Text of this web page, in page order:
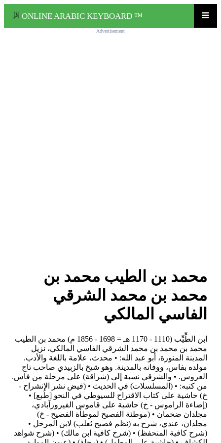
ONLINE ARABIC KEYBOARD ™
Advertisement
محمد بن الطيب محمد بن
محمد بن محمد الشرقي
الفاسي المالكي
ابن الطِّيِّب (1110 - 1170 هـ = 1698 - 1856 م) محمد بن الطيب
محمد بن محمد بن محمد الشرقي الفاسي المالكي، نزيل
المدينة المنورة، أبو عبد الله: • محدث، علامة باللغة والأدب.
مولده بفاس، ووفاته بالمدينة. وهو شيخ بالزبيدي صاحب تاج
العروس. • والشرقي نسبة إلى (شراقة) على مرحلة من فاس.
من كتبه: • (المسلسلات) في الحديث • (فيض نشر الانشراح -
خ) حاشية على كتاب الاقتراح للسيوطي في النحو [طُبع] •
(إضاءة الراموس - خ) حاشية على قاموس الفيروزآبادي،
مجلدان ضخمان • (موطئة الفصيح لموطأة الفصيح - خ)
مجلدان، عندي، شرح به (نظم فصيح ثعلب) لابن المرحل •
(شرح كافية المتحفظ) • (شرح كافية ابن مالك) • (شرح شواهد